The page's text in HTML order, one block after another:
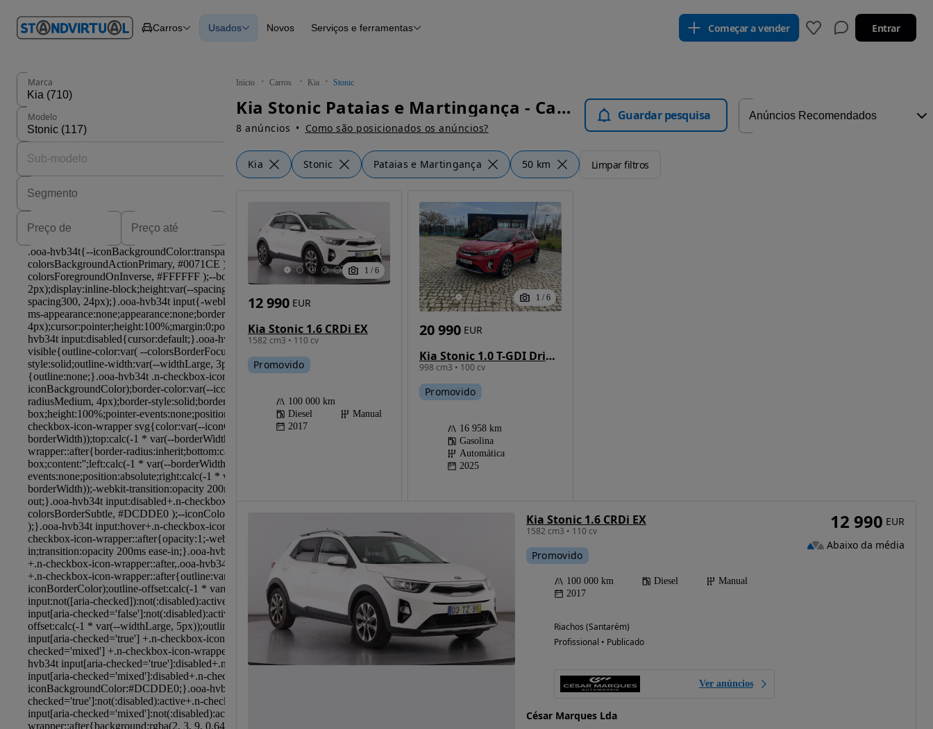
em
Carros Carros
Carros
Novos
Usados Novos
Histórico do veículo
Serviços e ferramentas Começar a vender Entrar
Início Carros Kia Stonic
Kia Stonic Pataias e Martingança - Carros
8 anúncios Como são posicionados os anúncios?
Guardar pesquisa
Kia Stonic Pataias e Martingança 50 km Limpar filtros
Marca
Modelo
1 / 6
Kia Stonic 1.6 CRDi EX
1582 cm3 • 110 cv
12 990 EUR
Promovido
100 000 km
Diesel
Manual
2017
1 / 6
Kia Stonic 1.0 T-GDI Drive 7DCT
998 cm3 • 100 cv
20 990 EUR
Promovido
16 958 km
Gasolina
Automática
2025
Kia Stonic 1.6 CRDi EX
1582 cm3 • 110 cv
Promovido
100 000 km Diesel
Manual
2017
Riachos (Santarém)
Profissional • Publicado
Ver anúncios
César Marques Lda
12 990 EUR
Abaixo da média